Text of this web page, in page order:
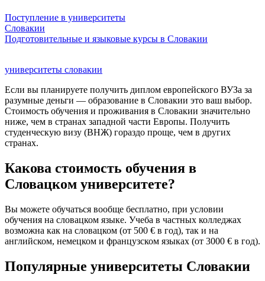
Поступление в университеты
Словакии
Подготовительные и языковые курсы в Словакии
университеты словакии
Если вы планируете получить диплом европейского ВУЗа за
разумные деньги — образование в Словакии это ваш выбор.
Стоимость обучения и проживания в Словакии значительно
ниже, чем в странах западной части Европы. Получить
студенческую визу (ВНЖ) гораздо проще, чем в других
странах.
Какова стоимость обучения в
Словацком университете?
Вы можете обучаться вообще бесплатно, при условии
обучения на словацком языке. Учеба в частных колледжах
возможна как на словацком (от 500 € в год), так и на
английском, немецком и французском языках (от 3000 € в год).
Популярные университеты Словакии